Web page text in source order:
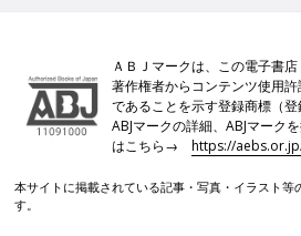
ＡＢＪマークは、この電子書店
著作権者からコンテンツ使用
であることを示す登録商標（
ABJマークの詳細、ABJマーク
はこちら→https://
本サイトに掲載されている記事・写真・イラスト等
す。